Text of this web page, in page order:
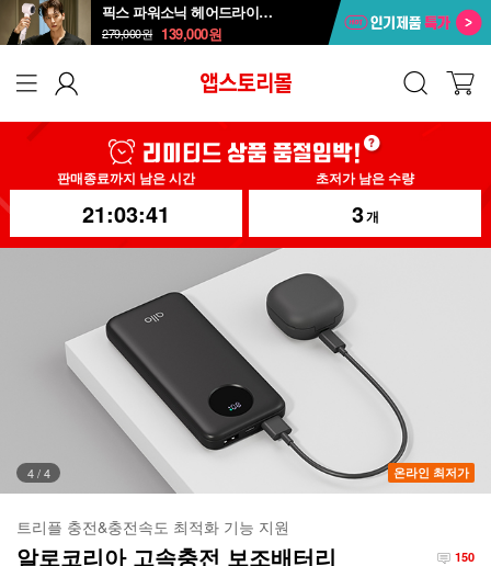
픽스 파워소닉 헤어드라이기 XHS-701
279,000원 139,000원
판매종료까지 남은 시간
21:03:39
초저가 남은 수량
3개
1/4 온라인 최저가
트리플 충전&충전속도 최적화 기능 지원
알로코리아 고속충전 보조배터리
150